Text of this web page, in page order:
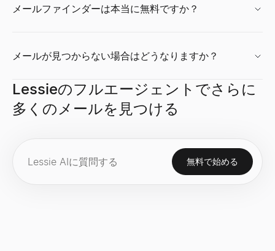
詳しく見る→
優良顧客に似た企業を即座に検索。AI搭載の類似企業検索で
詳しく見る→
詳しく見る→
無料の面接スコアカードテンプレート（一般、ソフトウェアエ
詳しく見る→
LinkedIn InMailテンプレート
採用、営業、ネットワーキング向けの7つの実績あるLinkedIn
詳しく見る
詳しく見る→
プロフェッショナルな請求書をオンラインで無料で作成できま
詳しく見る→
メールファインダーは本当に無料ですか？
メールが見つからない場合はどうなりますか？
Lessieのフルエージェントでさらに
多くのメールを見つける
無料で始める